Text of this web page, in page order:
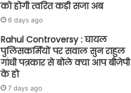
को होगी त्वरित कड़ी सजा अब
6 days ago
Rahul Controversy : घायल
पुलिसकर्मियों पर सवाल सुन राहुल
गांधी पत्रकार से बोले क्या आप बीजेपी
के हो
7 days ago